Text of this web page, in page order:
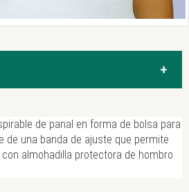
de panal en forma de bolsa para
de una banda de ajuste que permite
almohadilla protectora de hombro